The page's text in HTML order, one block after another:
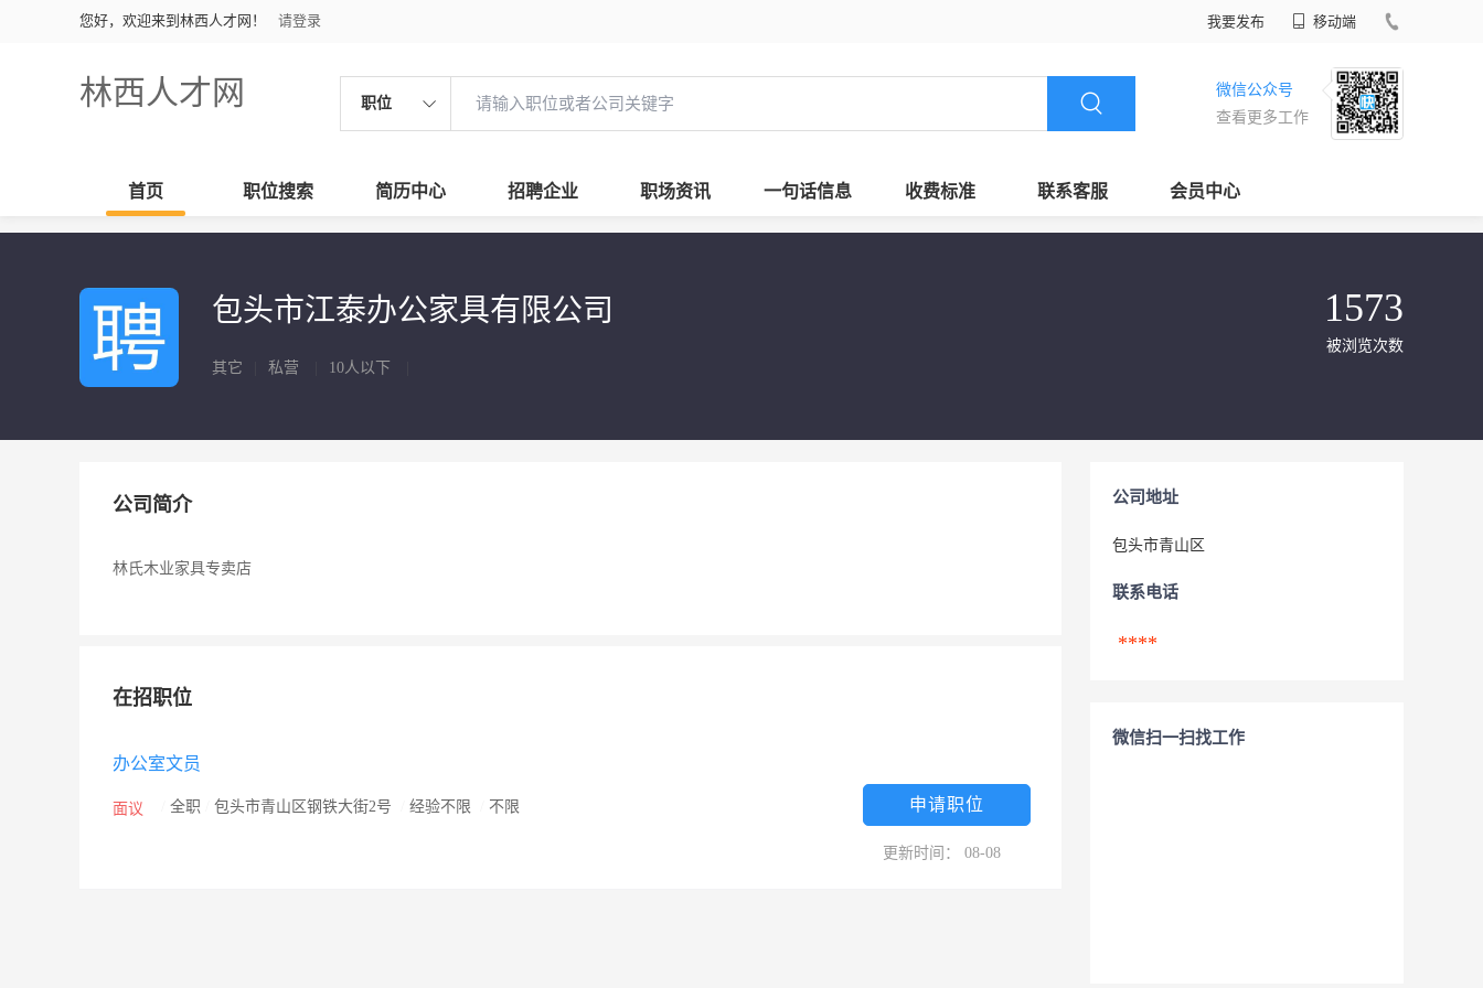
您好，欢迎来到林西人才网！ 请登录 我要发布 移动端
林西人才网 职位
微信公众号
查看更多工作
首页 职位搜索 简历中心 招聘企业 职场资讯 一句话信息 收费标准 联系客服 会员中心
包头市江泰办公家具有限公司
其它 私营 10人以下
1573
被浏览次数
公司简介
林氏木业家具专卖店
在招职位
办公室文员
面议 全职 包头市青山区钢铁大街2号 经验不限 不限 申请职位
更新时间： 08-08
公司地址
包头市青山区
联系电话
****
微信扫一扫找工作